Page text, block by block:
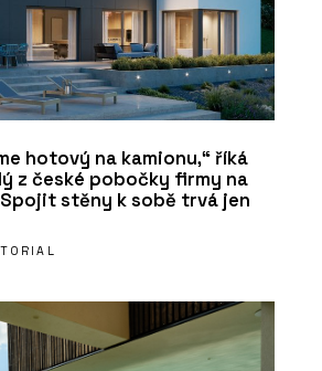
hotový na kamionu,“ říká
z české pobočky firmy na
stěny k sobě trvá jen